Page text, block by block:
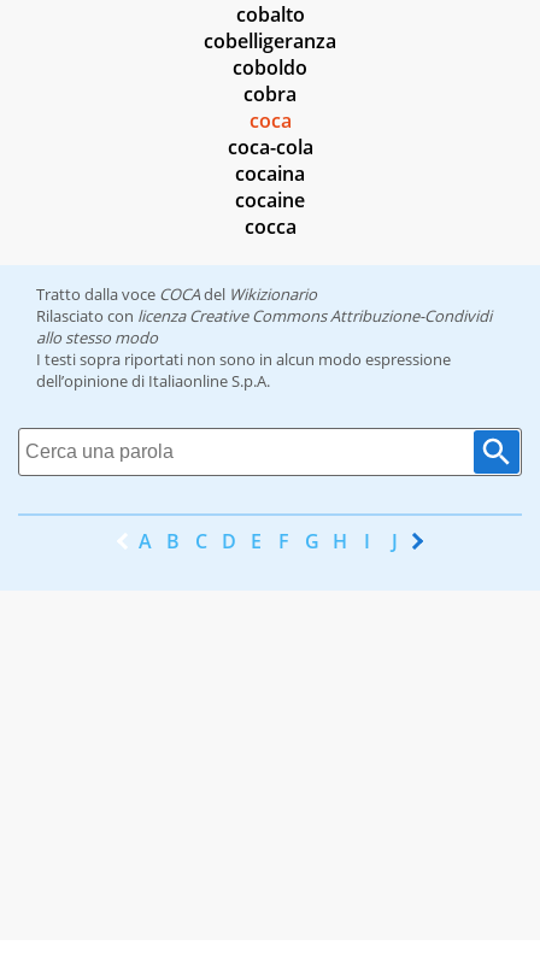
cobalto
cobelligeranza
coboldo
cobra
coca
coca-cola
cocaina
cocaine
cocca
Tratto dalla voce COCAdel Wikizionario
Rilasciato con licenza Creative Commons Attribuzione-Condividi
allo stesso modo
I testi sopra riportati non sono in alcun modo espressione
dell’opinione di Italiaonline S.p.A.
A B C D E F G H I J K